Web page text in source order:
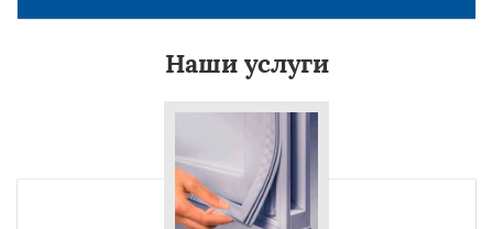
Наши услуги